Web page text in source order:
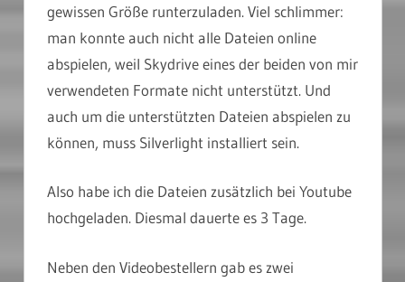
gewissen Größe runterzuladen. Viel schlimmer:
man konnte auch nicht alle Dateien online
abspielen, weil Skydrive eines der beiden von mir
verwendeten Formate nicht unterstützt. Und
auch um die unterstützten Dateien abspielen zu
können, muss Silverlight installiert sein.
Also habe ich die Dateien zusätzlich bei Youtube
hochgeladen. Diesmal dauerte es 3 Tage.
Neben den Videobestellern gab es zwei